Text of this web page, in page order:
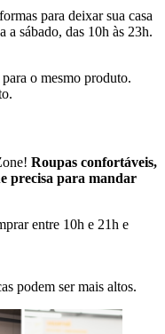
para deixar sua casa
a sábado, das 10h às 23h.
o mesmo produto.
Roupas confortáveis,
precisa para mandar
entre 10h e 21h e
podem ser mais altos.